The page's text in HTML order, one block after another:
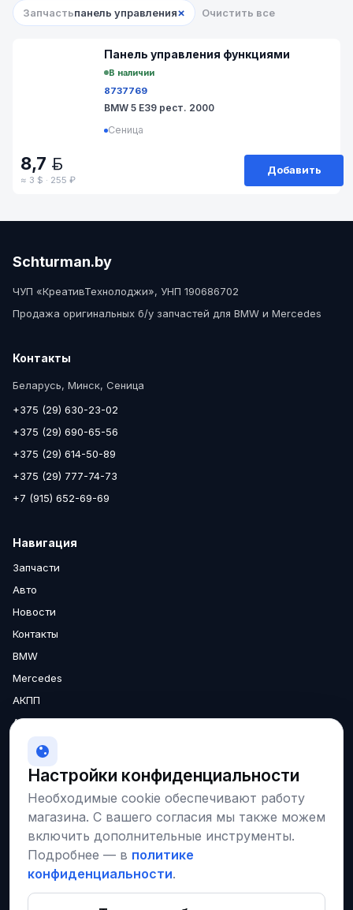
Запчастьпанель управления× Очистить все
Панель управления функциями
В наличии
8737769
BMW 5 E39 рест. 2000
Сеница
8,7
≈ 3 $ · 255 ₽
Добавить
Schturman.by
ЧУП «КреативТехнолоджи», УНП 190686702
Продажа оригинальных б/у запчастей для BMW и Mercedes
Контакты
Беларусь, Минск, Сеница
+375 (29) 630-23-02
+375 (29) 690-65-56
+375 (29) 614-50-89
+375 (29) 777-74-73
+7 (915) 652-69-69
Навигация
Запчасти
Авто
Новости
Контакты
BMW
Mercedes
АКПП
Аксессуары
Двигатели
МКПП
Гарантия
Соцсети и площадки
Настройки конфиденциальности
Необходимые cookie обеспечивают работу
магазина. С вашего согласия мы также можем
включить дополнительные инструменты.
Подробнее — в политике
конфиденциальности.